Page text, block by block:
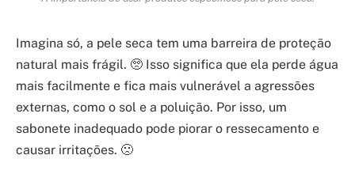
Imagina só, a pele seca tem uma barreira de proteção
natural mais frágil. 🥺 Isso significa que ela perde água
mais facilmente e fica mais vulnerável a agressões
externas, como o sol e a poluição. Por isso, um
sabonete inadequado pode piorar o ressecamento e
causar irritações. 🙁